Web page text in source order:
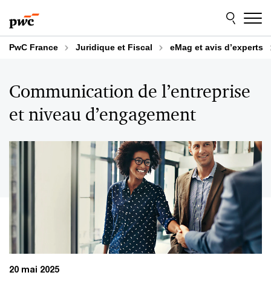
au
contenu
au
pied
dePwC France Juridique et Fiscal eMag et avis d’experts
Communication de l’entreprise
et niveau d’engagement
20 mai 2025